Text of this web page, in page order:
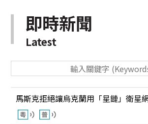
即時新聞
Latest
馬斯克拒絕讓烏克蘭用「星鏈」衛星